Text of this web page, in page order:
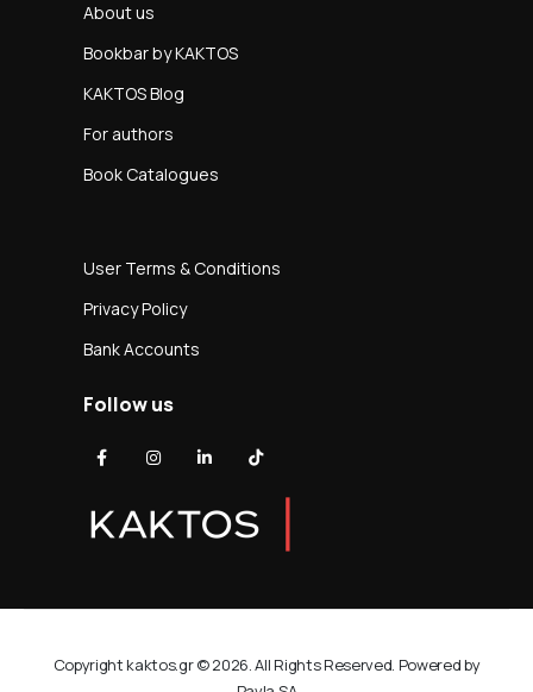
About us
Bookbar by KAKTOS
KAKTOS Blog
For authors
Book Catalogues
User Terms & Conditions
Privacy Policy
Bank Accounts
Follow us
Copyright kaktos.gr © 2026. All Rights Reserved. Powered by